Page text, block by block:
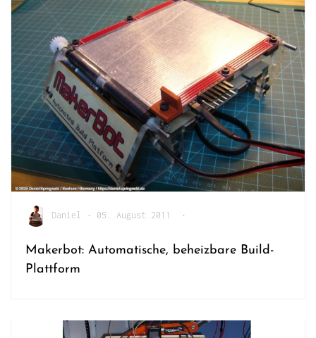
Daniel • 05. August 2011 •
Makerbot: Automatische, beheizbare Build-
Plattform